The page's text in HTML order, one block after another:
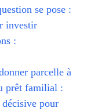
se pose :
investir
:
parcelle à
prêt familial :
pour